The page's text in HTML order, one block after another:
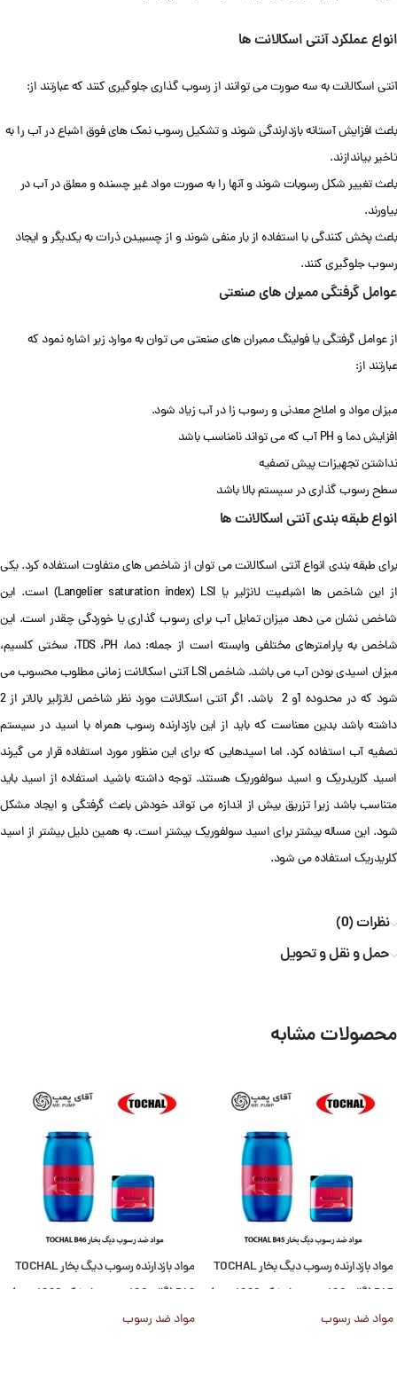
انواع عملکرد آنتی اسکالانت ها
آنتی اسکالانت به سه صورت می توانند از رسوب گذاری جلوگیری کنند که عبارتند از:
باعث افزایش آستانه بازدارندگی شوند و تشکیل رسوب نمک های فوق اشباع در آب را به
تاخیر بیاندازند.
باعث تغییر شکل رسوبات شوند و آنها را به صورت مواد غیر چسنده و معلق در آب در
بیاورند.
باعث پخش کنندگی با استفاده از بار منفی شوند و از چسبیدن ذرات به یکدیگر و ایجاد
رسوب جلوگیری کنند.
عوامل گرفتگی ممبران های صنعتی
از عوامل گرفتگی یا فولینگ ممبران های صنعتی می توان به موارد زیر اشاره نمود که
عبارتند از:
میزان مواد و املاح معدنی و رسوب زا در آب زیاد شود.
افزایش دما و PH آب که می تواند نامناسب باشد
نداشتن تجهیزات پیش تصفیه
سطح رسوب گذاری در سیستم بالا باشد
انواع طبقه بندی آنتی اسکالانت ها
برای طبقه بندی انواع آنتی اسکالانت می توان از شاخص های متفاوت استفاده کرد. یکی
از این شاخص ها اشباعیت لانژلیر یا Langelier saturation index) LSI) است. این
شاخص نشان می دهد میزان تمایل آب برای رسوب گذاری یا خوردگی چقدر است. این
شاخص به پارامترهای مختلفی وابسته است از جمله: دما، TDS ،PH، سختی کلسیم،
میزان اسیدی بودن آب می باشد. شاخص LSI آنتی اسکالانت زمانی مطلوب محسوب می
شود که در محدوده 1و 2 باشد. اگر آنتی اسکالانت مورد نظر شاخص لانژلیر بالاتر از 2
داشته باشد بدین معناست که باید از این بازدارنده رسوب همراه با اسید در سیستم
تصفیه آب استفاده کرد. اما اسیدهایی که برای این منظور مورد استفاده قرار می گیرند
اسید کلریدریک و اسید سولفوریک هستند. توجه داشته باشید استفاده از اسید باید
متناسب باشد زیرا تزریق بیش از اندازه می تواند خودش باعث گرفتگی و ایجاد مشکل
شود. این مساله بیشتر برای اسید سولفوریک بیشتر است. به همین دلیل بیشتر از اسید
کلریدریک استفاده می شود.
نظرات (0)
حمل و نقل و تحویل
محصولات مشابه
مواد بازدارنده رسوب دیگ بخار TOCHAL
B45 (گالن 20 لیتری و یا بشکه 220 لیتری)
مواد ضد رسوب
مواد بازدارنده رسوب دیگ بخار TOCHAL
B46 (گالن 20 لیتری و یا بشکه 220 لیتری)
مواد ضد رسوب